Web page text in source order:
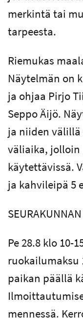
merkintä tai
tarpeesta.
Riemukas
Näytelmän on
ja ohjaa Pirjo
Seppo Äijö.
ja niiden
väliaika,
käytettävissä.
ja kahvileipä 5
Pe 28.8 klo 10-
ruokailumaksu
paikan päällä
mennessä.